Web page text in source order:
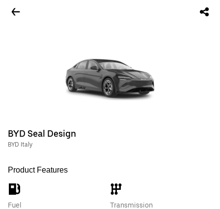
BYD Seal Design
BYD Italy
Product Features
Fuel
Transmission